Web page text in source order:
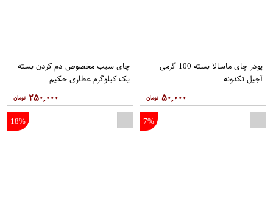
پودر چای ماسالا بسته 100 گرمی
آجیل تکدونه
۵۰,۰۰۰
چای سیب مخصوص دم کردن بسته
یک کیلوگرم عطاری حکیم
۲۵۰,۰۰۰
7%
18%